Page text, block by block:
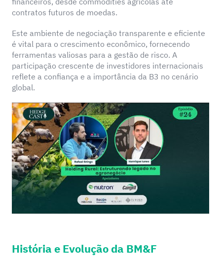
contratos futuros de moedas.
Este ambiente de negociação transparente e eficiente
é vital para o crescimento econômico, fornecendo
ferramentas valiosas para a gestão de risco. A
participação crescente de investidores internacionais
reflete a confiança e a importância da B3 no cenário
global.
História e Evolução da BM&F